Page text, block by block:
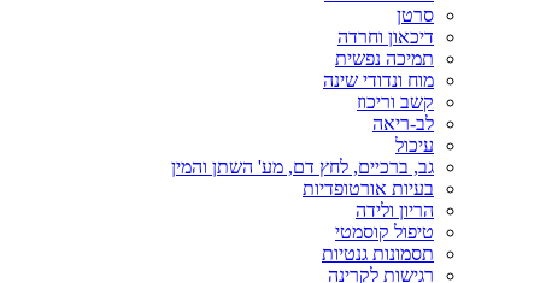
סרטן
דיכאון וחרדה
תמיכה נפשית
מוח ונדודי שינה
קשב וריכוז
לב-ריאה
עיכול
גב, ברכיים, לחץ דם, מע' השתן והמין
בעיות אורטופדיות
הריון ולידה
טיפול קוסמטי
תסמונות גנטיות
רגישות לקרינה